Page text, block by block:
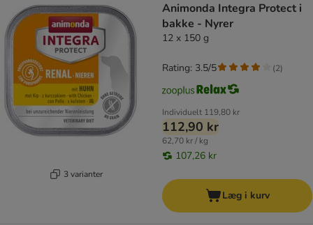
3 varianter
Animonda Integra Protect i
bakke - Nyrer
12 x 150 g
Individuelt 119,80 kr
112,90 kr
62,70 kr / kg
107,26 kr
Rating: 3.5/5 (2)
Læg i kurv